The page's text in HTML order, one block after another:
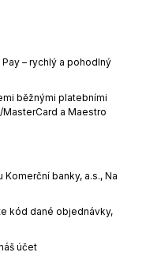
– rychlý a pohodlný
běžnými platebními
MasterCard a Maestro
banky, a.s., Na
kód dané objednávky,
účet